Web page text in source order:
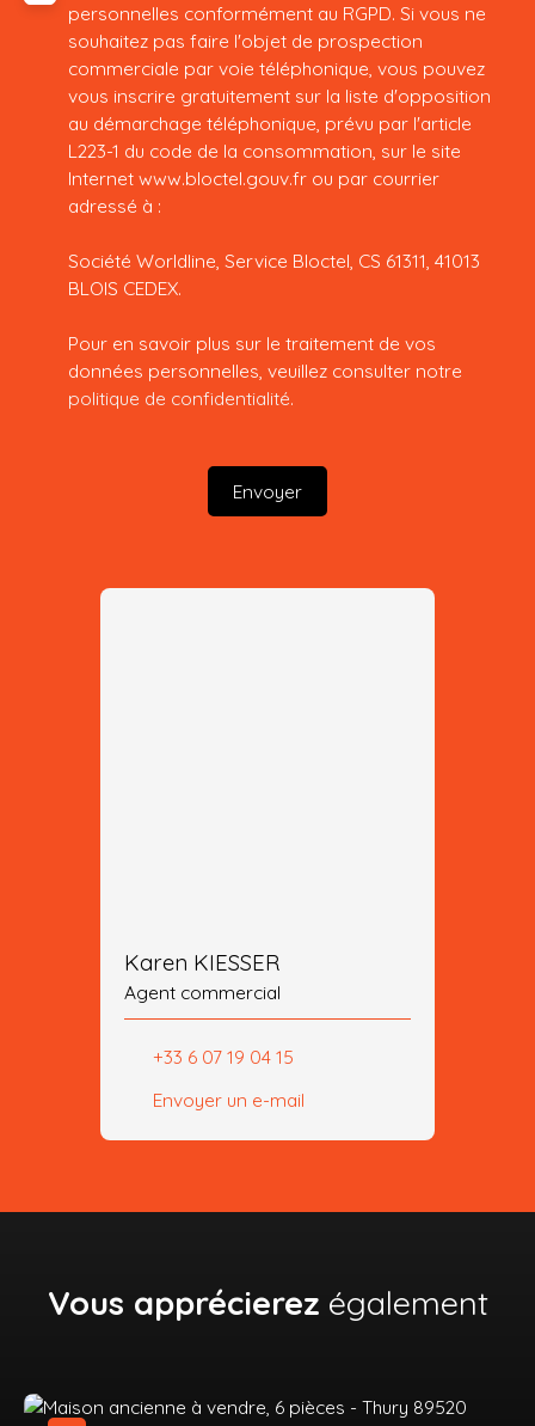
personnelles conformément au RGPD. Si vous ne
souhaitez pas faire l'objet de prospection
commerciale par voie téléphonique, vous pouvez
vous inscrire gratuitement sur la liste d'opposition
au démarchage téléphonique, prévu par l'article
L223-1 du code de la consommation, sur le site
Internet www.bloctel.gouv.fr ou par courrier
adressé à :
Société Worldline, Service Bloctel, CS 61311, 41013
BLOIS CEDEX.
Pour en savoir plus sur le traitement de vos
données personnelles, veuillez consulter notre
politique de confidentialité.
Envoyer
Karen KIESSER
Agent commercial
+33 6 07 19 04 15
Envoyer un e-mail
Vous apprécierez également